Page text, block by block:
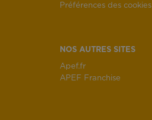
Préférences des cookies
NOS AUTRES SITES
Apef.fr
APEF Franchise